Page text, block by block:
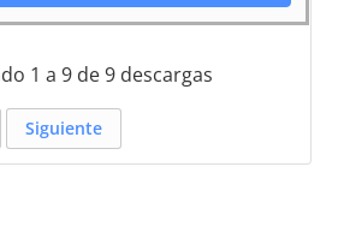
1 a 9 de 9 descargas
Siguiente